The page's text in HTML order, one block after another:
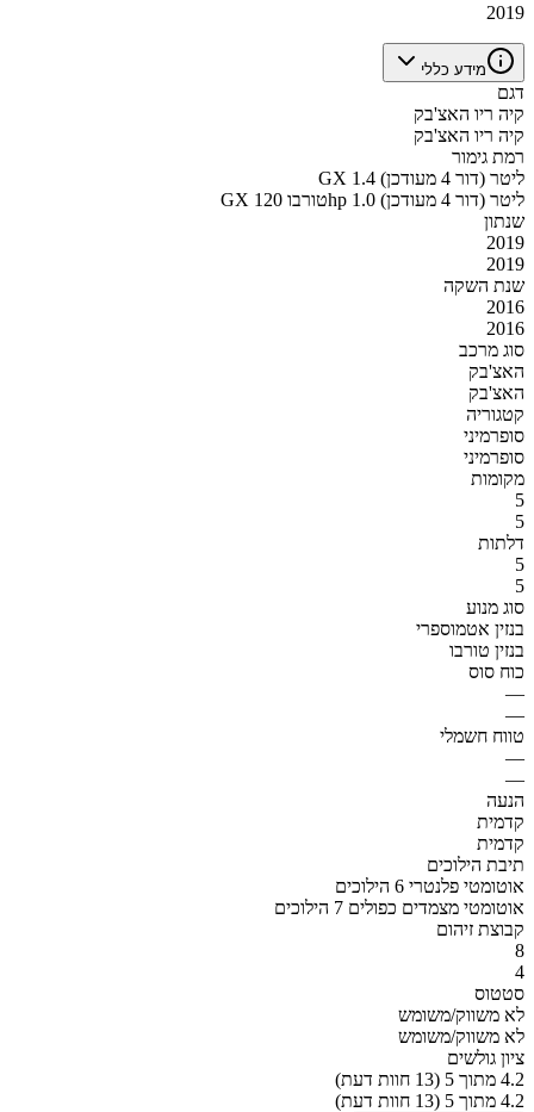
2019
מידע כללי
דגם
קיה ריו האצ'בק
קיה ריו האצ'בק
רמת גימור
GX 1.4 ליטר (דור 4 מעודכן)
GX טורבו 120hp 1.0 ליטר (דור 4 מעודכן)
שנתון
2019
2019
שנת השקה
2016
2016
סוג מרכב
האצ'בק
האצ'בק
קטגוריה
סופרמיני
סופרמיני
מקומות
5
5
דלתות
5
5
סוג מנוע
בנזין אטמוספרי
בנזין טורבו
כוח סוס
—
—
טווח חשמלי
—
—
הנעה
קדמית
קדמית
תיבת הילוכים
אוטומטי פלנטרי 6 הילוכים
אוטומטי מצמדים כפולים 7 הילוכים
קבוצת זיהום
8
4
סטטוס
לא משווק/משומש
לא משווק/משומש
ציון גולשים
4.2 מתוך 5 (13 חוות דעת)
4.2 מתוך 5 (13 חוות דעת)